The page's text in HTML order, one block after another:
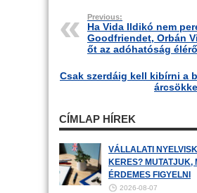
Previous:
Ha Vida Ildikó nem
Goodfriendet, Orbán
őt az adóhatóság
Csak szerdáig kell kibírni a
CÍMLAP HÍREK
VÁLLALATI
KERES? MUTATJUK,
ÉRDEMES FIGYELNI
2026-08-07